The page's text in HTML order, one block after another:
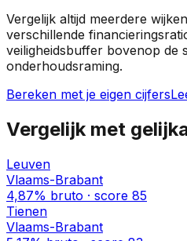
Vergelijk altijd meerdere
verschillende
veiligheidsbuffer bovenop de
onderhoudsraming.
Bereken met je eigen cijfers
Vergelijk met
Leuven
Vlaams-Brabant
4,87% bruto · score 85
Tienen
Vlaams-Brabant